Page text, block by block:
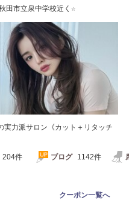
田市立泉中学校近く☆
実力派サロン《カット＋リタッチ
204件 ブログ 1142件
クーポン一覧へ